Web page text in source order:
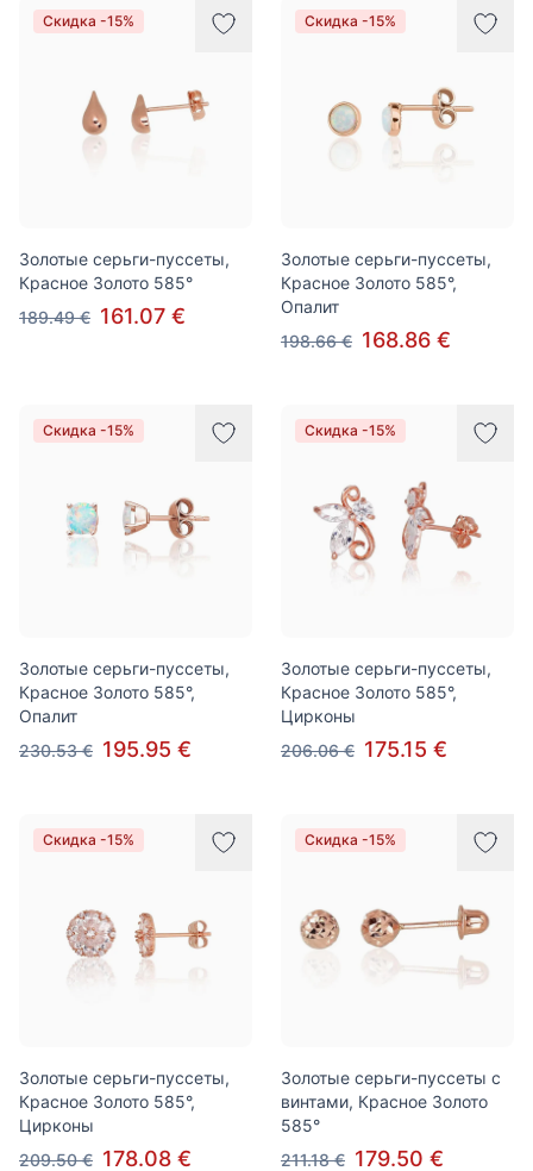
Скидка -15%
Золотые серьги-пуссеты,
Красное Золото 585°
189.49 € 161.07 €
Скидка -15%
Золотые серьги-пуссеты,
Красное Золото 585°,
Опалит
198.66 € 168.86 €
Скидка -15%
Золотые серьги-пуссеты,
Красное Золото 585°,
Опалит
230.53 € 195.95 €
Скидка -15%
Золотые серьги-пуссеты,
Красное Золото 585°,
Цирконы
206.06 € 175.15 €
Скидка -15%
Золотые серьги-пуссеты,
Красное Золото 585°,
Цирконы
209.50 € 178.08 €
Скидка -15%
Золотые серьги-пуссеты с
винтами, Красное Золото
585°
211.18 € 179.50 €